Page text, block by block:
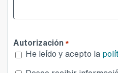
Autorización *
He leído y acepto la